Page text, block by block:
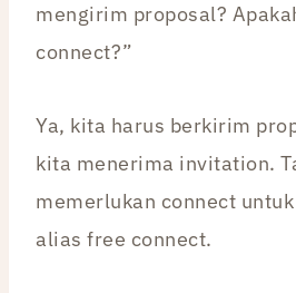
mengirim proposal?
connect?”
Ya, kita harus berkirim
kita menerima invitation.
memerlukan connect
alias free connect.